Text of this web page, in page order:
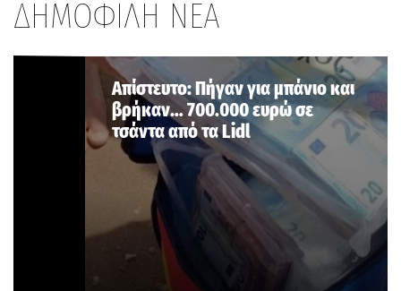
ΔΗΜΟΦΙΛΗ ΝΕΑ
Aπίστευτο: Πήγαν για μπάνιο και
βρήκαν… 700.000 ευρώ σε
τσάντα από τα Lidl